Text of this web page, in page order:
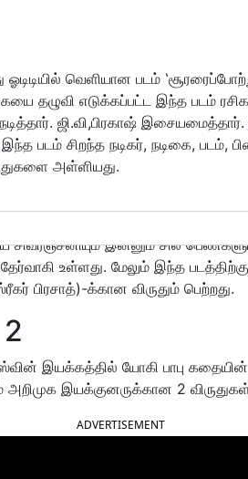
ஓடிடியில் வெளியான படம்
தழுவி எடுக்கப்பட்ட இந்த படம்
ஜி.வி,பிரகாஷ்
இந்த படம் சிறந்த நடிகர், நடிகை,
அள்ளியது.
இன்னும் சில
உள்ளது. மேலும் இந்த
பிரசாத்)-க்கான விருதும் பெற்றது.
இயக்கத்தில் யோகி பாபு
அறிமுக இயக்குனருக்கான 2
ADVERTISEMENT